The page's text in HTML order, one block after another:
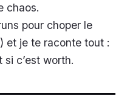
chaos.
pour choper le
et je te raconte tout :
c’est worth.